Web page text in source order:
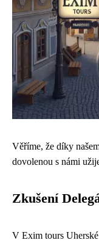
Věříme, že díky
dovolenou s námi
Zkušení
V Exim tours